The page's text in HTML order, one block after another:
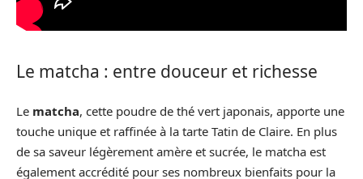
Le matcha : entre douceur et richesse
Le matcha, cette poudre de thé vert japonais, apporte une
touche unique et raffinée à la tarte Tatin de Claire. En plus
de sa saveur légèrement amère et sucrée, le matcha est
également accrédité pour ses nombreux bienfaits pour la